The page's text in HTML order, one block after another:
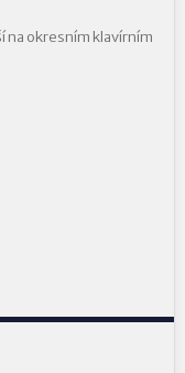
na okresním klavírním